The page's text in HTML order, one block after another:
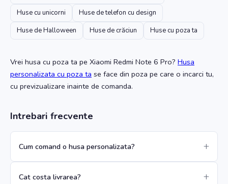
Huse cu unicorni
Huse de telefon cu design
Huse de Halloween
Huse de crăciun Huse cu poza ta
Vrei husa cu poza ta pe Xiaomi Redmi Note 6 Pro? Husa
personalizata cu poza ta se face din poza pe care o incarci tu,
cu previzualizare inainte de comanda.
Intrebari frecvente
Cum comand o husa personalizata?
Cat costa livrarea?